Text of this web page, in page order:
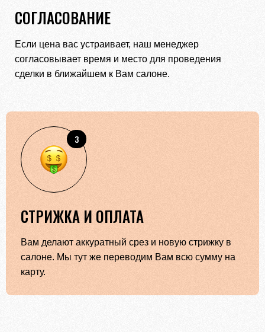
СОГЛАСОВАНИЕ
Если цена вас устраивает, наш менеджер
согласовывает время и место для проведения
сделки в ближайшем к Вам салоне.
3
СТРИЖКА И ОПЛАТА
Вам делают аккуратный срез и новую стрижку в
салоне. Мы тут же переводим Вам всю сумму на
карту.